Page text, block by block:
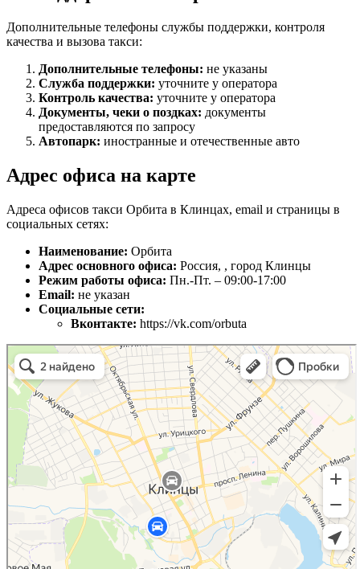
Дополнительные телефоны службы поддержки, контроля
качества и вызова такси:
Дополнительные телефоны: не указаны
Служба поддержки: уточните у оператора
Контроль качества: уточните у оператора
Документы, чеки о поздках: документы
предоставляются по запросу
Автопарк: иностранные и отечественные авто
Адрес офиса на карте
Адреса офисов такси Орбита в Клинцах, email и страницы в
социальных сетях:
Наименование: Орбита
Адрес основного офиса: Россия, , город Клинцы
Режим работы офиса: Пн.-Пт. – 09:00-17:00
Email: не указан
Социальные сети:
Вконтакте: https://vk.com/orbuta